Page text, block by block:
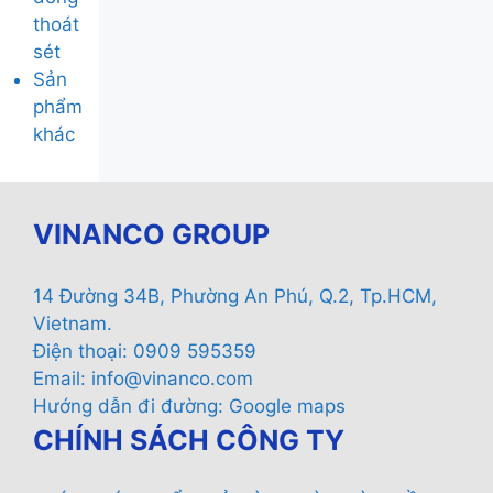
thoát
sét
Sản
phẩm
khác
VINANCO GROUP
14 Đường 34B, Phường An Phú, Q.2, Tp.HCM,
Vietnam.
Điện thoại: 0909 595359
Email: info@vinanco.com
Hướng dẫn đi đường: Google maps
CHÍNH SÁCH CÔNG TY